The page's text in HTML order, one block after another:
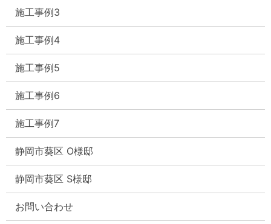
施工事例3
施工事例4
施工事例5
施工事例6
施工事例7
静岡市葵区 O様邸
静岡市葵区 S様邸
お問い合わせ